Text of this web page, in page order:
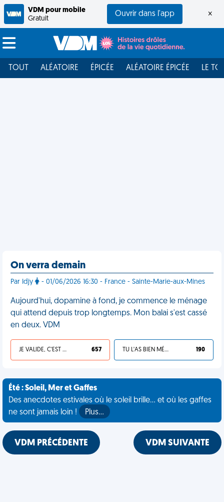
VDM pour mobile
Gratuit
Ouvrir dans l'app ×
TOUT ALÉATOIRE ÉPICÉE ALÉATOIRE ÉPICÉE LE
On verra demain
Par Idjy - 01/06/2026 16:30 - France - Sainte-Marie-aux-Mines
Aujourd'hui, dopamine à fond, je commence le ménage
qui attend depuis trop longtemps. Mon balai s'est cassé
en deux. VDM
JE VALIDE, C'EST UNE VDM 657 TU L'AS BIEN MÉRITÉ 190
Été : Soleil, Mer et Gaffes
Des anecdotes estivales où le soleil brille... et où les gaffes
ne sont jamais loin !
Plus…
VDM PRÉCÉDENTE VDM SUIVANTE